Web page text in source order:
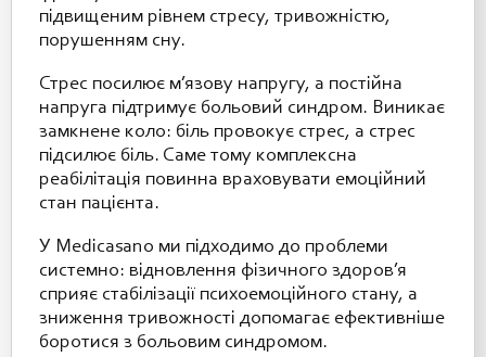
підвищеним рівнем стресу, тривожністю,
порушенням сну.
Стрес посилює м’язову напругу, а постійна
напруга підтримує больовий синдром. Виникає
замкнене коло: біль провокує стрес, а стрес
підсилює біль. Саме тому комплексна
реабілітація повинна враховувати емоційний
стан пацієнта.
У Medicasano ми підходимо до проблеми
системно: відновлення фізичного здоров’я
сприяє стабілізації психоемоційного стану, а
зниження тривожності допомагає ефективніше
боротися з больовим синдромом.